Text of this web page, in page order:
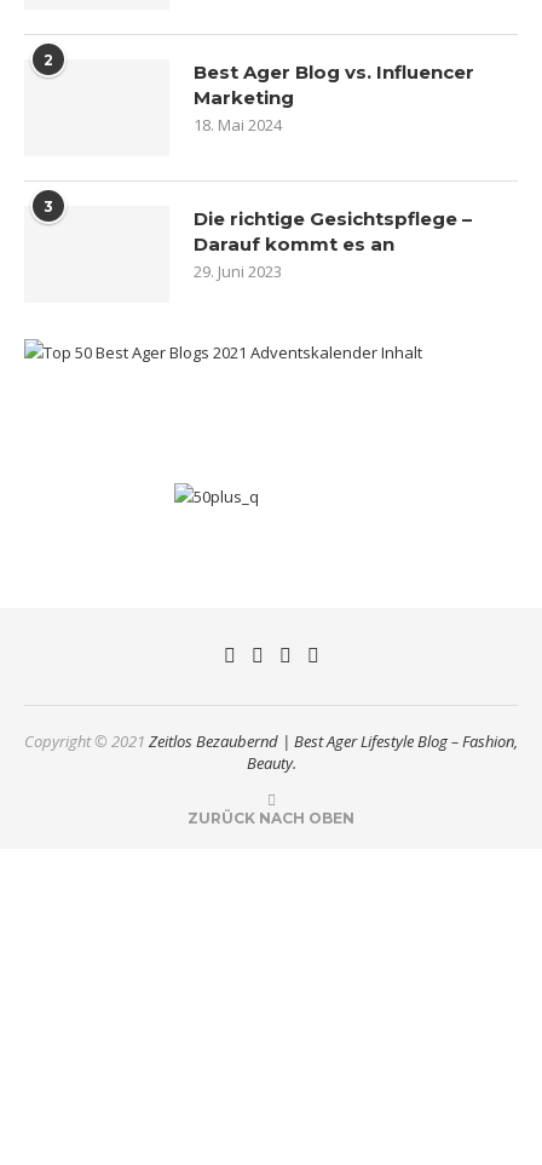
2
Best Ager Blog vs. Influencer
Marketing
18. Mai 2024
3
Die richtige Gesichtspflege –
Darauf kommt es an
29. Juni 2023
Copyright © 2021 Zeitlos Bezaubernd | Best Ager Lifestyle Blog – Fashion,
Beauty.
ZURÜCK NACH OBEN